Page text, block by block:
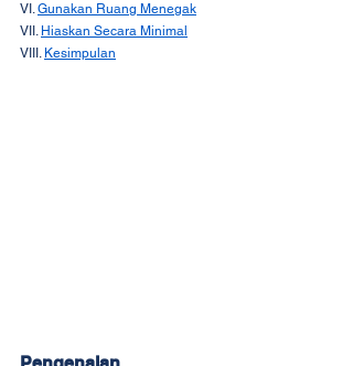
VI. Gunakan Ruang Menegak
VII. Hiaskan Secara Minimal
VIII. Kesimpulan